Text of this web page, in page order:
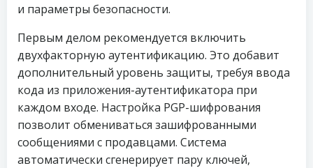
и параметры безопасности.
Первым делом рекомендуется включить
двухфакторную аутентификацию. Это добавит
дополнительный уровень защиты, требуя ввода
кода из приложения-аутентификатора при
каждом входе. Настройка PGP-шифрования
позволит обмениваться зашифрованными
сообщениями с продавцами. Система
автоматически сгенерирует пару ключей,